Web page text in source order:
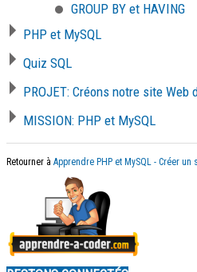
GROUP BY et HAVING
PHP et MySQL
Quiz SQL
PROJET: Créons notre site Web
MISSION: PHP et MySQL
Retourner à Apprendre PHP et MySQL - Créer